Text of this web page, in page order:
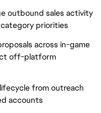
outbound sales activity
priorities
across in-game
off-platform
from outreach
accounts